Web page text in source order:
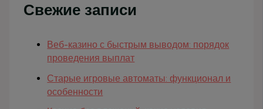
Свежие записи
Веб-казино с быстрым выводом: порядок
проведения выплат
Старые игровые автоматы: функционал и
особенности